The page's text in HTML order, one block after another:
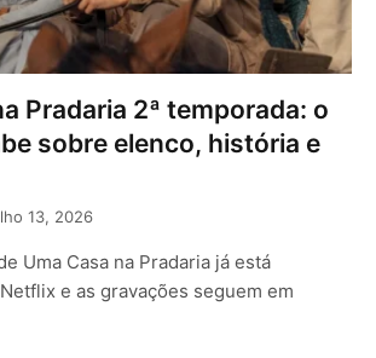
Pradaria 2ª temporada: o
sobre elenco, história e
13, 2026
Uma Casa na Pradaria já está
e as gravações seguem em